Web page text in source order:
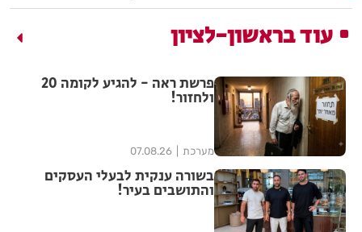
עוד בראשון-לציון
פרשת ראה - להגיע לקומה 20
ולחזור!
מערכת 07.08.26
בשורה ענקית לבעלי העסקים
והתושבים בעיר!